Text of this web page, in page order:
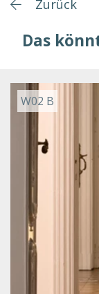
Zurück
Das
W02 B